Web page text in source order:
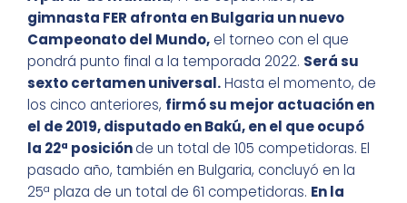
gimnasta FER afronta en Bulgaria un nuevo
Campeonato del Mundo, el torneo con el que
pondrá punto final a la temporada 2022. Será su
sexto certamen universal.Hasta el momento, de
los cinco anteriores, firmó su mejor actuación en
el de 2019, disputado en Bakú, en el que ocupó
la 22ª posiciónde un total de 105 competidoras. El
pasado año, también en Bulgaria, concluyó en la
25ª plaza de un total de 61 competidoras. En la